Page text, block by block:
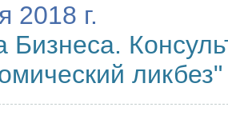
2018 г.
Бизнеса.
ликбез"